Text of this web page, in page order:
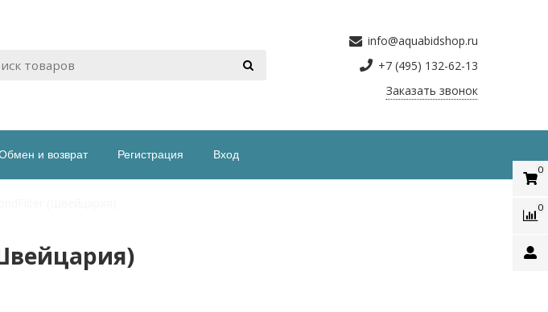
info@aquabidshop.ru
+7 (495) 132-62-13
Заказать звонок
и возврат Регистрация Вход
0
0